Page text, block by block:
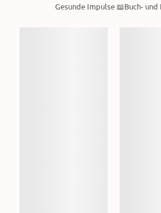
Gesunde Impulse 📖Buch-